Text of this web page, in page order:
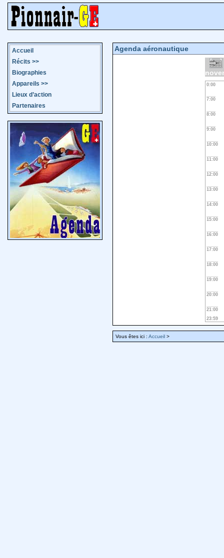
Accueil
Récits >>
Biographies
Appareils >>
Lieux d’action
Partenaires
Agenda aéronautique
0:00
7:00
8:00
9:00
10:00
11:00
12:00
13:00
14:00
15:00
16:00
17:00
18:00
19:00
20:00
21:00
23:59
Vous êtes ici : Accueil >